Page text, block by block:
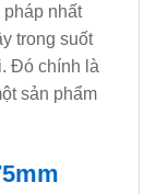
nhất
trong suốt
Đó chính là
sản phẩm